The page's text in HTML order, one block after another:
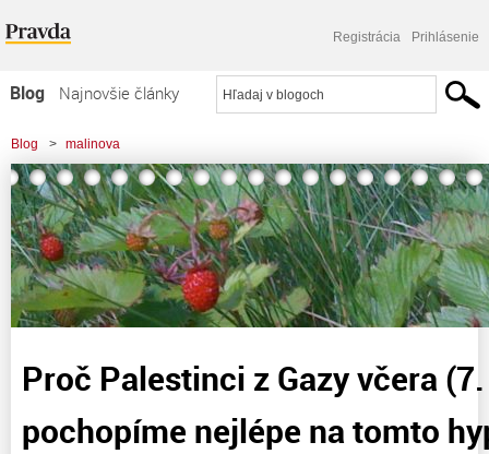
Registrácia Prihlásenie
Blog
Najnovšie články
Najčítanejšie články
Najkomentovanejšie články
Zoznam blogov
Komerčné blogy
Blog > malinova
> Proč Palestinci z Gazy včera (7. 10. ) zaútočili pochopíme nejlépe na tomto
hypotetickém scénáři!
Proč Palestinci z Gazy včera
pochopíme nejlépe na tomto